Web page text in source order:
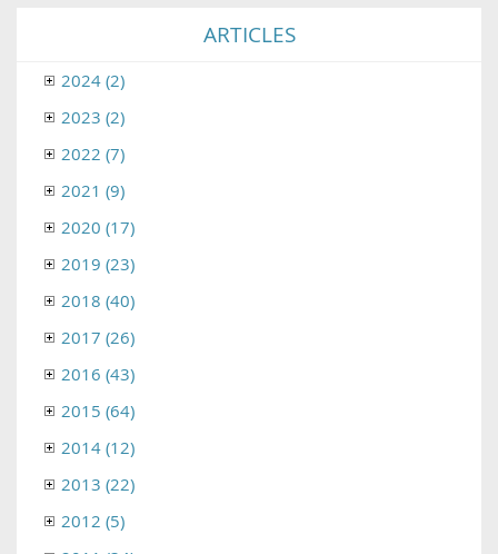
ARTICLES
2024 (2)
2023 (2)
2022 (7)
2021 (9)
2020 (17)
2019 (23)
2018 (40)
2017 (26)
2016 (43)
2015 (64)
2014 (12)
2013 (22)
2012 (5)